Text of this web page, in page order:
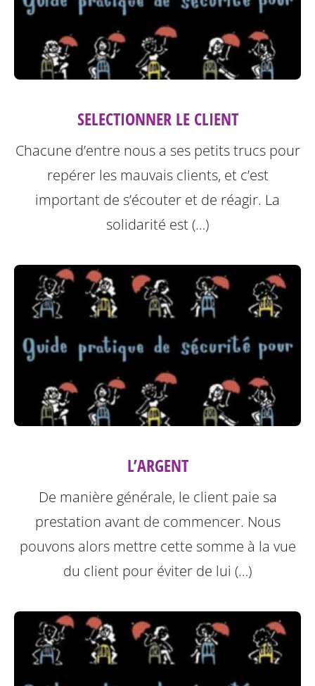
SELECTIONNER LE CLIENT
Chacune d’entre nous a ses petits trucs pour
repérer les mauvais clients, et c’est
important de s’écouter et de réagir. La
solidarité est (…)
L’ARGENT
De manière générale, le client paie sa
prestation avant de commencer. Nous
pouvons alors mettre cette somme à la vue
du client pour éviter de lui (…)